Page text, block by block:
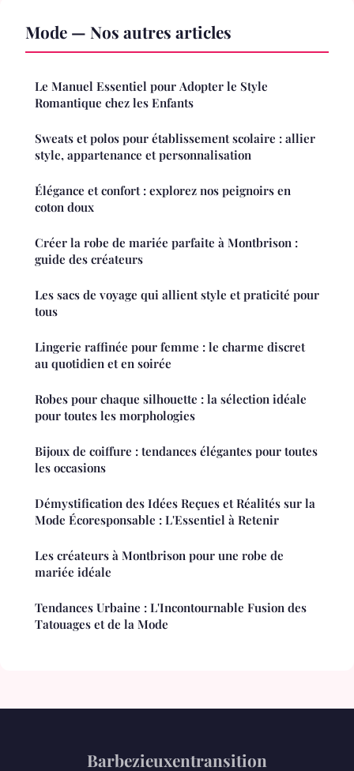
Mode — Nos autres articles
Le Manuel Essentiel pour Adopter le Style
Romantique chez les Enfants
Sweats et polos pour établissement scolaire : allier
style, appartenance et personnalisation
Élégance et confort : explorez nos peignoirs en
coton doux
Créer la robe de mariée parfaite à Montbrison :
guide des créateurs
Les sacs de voyage qui allient style et praticité pour
tous
Lingerie raffinée pour femme : le charme discret
au quotidien et en soirée
Robes pour chaque silhouette : la sélection idéale
pour toutes les morphologies
Bijoux de coiffure : tendances élégantes pour toutes
les occasions
Démystification des Idées Reçues et Réalités sur la
Mode Écoresponsable : L'Essentiel à Retenir
Les créateurs à Montbrison pour une robe de
mariée idéale
Tendances Urbaine : L'Incontournable Fusion des
Tatouages et de la Mode
Barbezieuxentransition